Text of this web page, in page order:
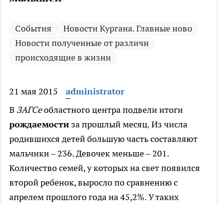
Cобытия
Новости Кургана. Главные ново
Новости полученные от различн
происходящие в жизни
21 мая 2015
administrator
В ЗАГСеобластного центра подвели итоги
рождаемости за прошлый месяц.Из числа
родившихся детей большую часть составляют
мальчики – 236. Девочек меньше – 201.
Количество семей, у которых на свет появился
второй ребенок, выросло по сравнению с
апрелем прошлого года на 45,2%. У таких